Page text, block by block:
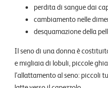
perdita di sangue dai
cambiamento nelle
desquamazione della
Il seno di una donna è
e migliaia di lobuli, piccole
l’allattamento al seno: piccoli